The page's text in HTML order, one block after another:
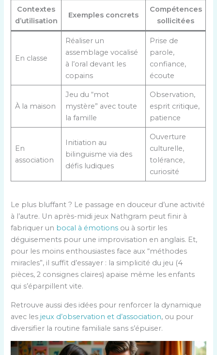
Contextes
d’utilisation
Exemples concrets
Compétences
sollicitées
En classe
Réaliser un
assemblage vocalisé
à l’oral devant les
copains
Prise de
parole,
confiance,
écoute
À la maison
Jeu du “mot
mystère” avec toute
la famille
Observation,
esprit critique,
patience
En
association
Initiation au
bilinguisme via des
défis ludiques
Ouverture
culturelle,
tolérance,
curiosité
Le plus bluffant ? Le passage en douceur d’une activité
à l’autre. Un après-midi jeux Nathgram peut finir à
fabriquer un bocal à émotions ou à sortir les
déguisements pour une improvisation en anglais. Et,
pour les moins enthousiastes face aux “méthodes
miracles”, il suffit d’essayer : la simplicité du jeu (4
pièces, 2 consignes claires) apaise même les enfants
qui s’éparpillent vite.
Retrouve aussi des idées pour renforcer la dynamique
avec les jeux d’observation et d’association, ou pour
diversifier la routine familiale sans s’épuiser.